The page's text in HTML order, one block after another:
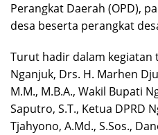
Perangkat Daerah (OPD),
desa beserta perangkat
Turut hadir dalam
Nganjuk, Drs. H. Marhen
M.M., M.B.A., Wakil Bupati
Saputro, S.T., Ketua DPRD
Tjahyono, A.Md., S.Sos.,